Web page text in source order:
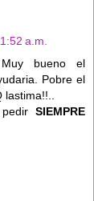
a.m.
bueno el
Pobre el
SIEMPRE